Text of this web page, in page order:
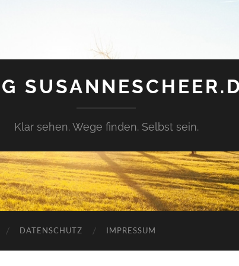
Klar sehen. Wege finden. Selbst sein.
DATENSCHUTZ IMPRESSUM